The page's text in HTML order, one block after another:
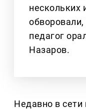
нескольких
педагог
Назаров.
Недавно в сети